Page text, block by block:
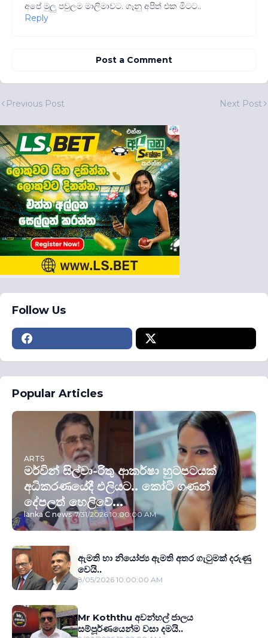
අපේ මුලු පවුලම මාලිමාවට. ගෑනු අපිත් එක මිටට..
Reply
Post a Comment
Previous Post Next Post
Follow Us
Popular Articles
ARTS
මර්වින් සිල්වා-රිතු ආකර්ෂා හුටපටයක්
අධිකරණයේදී එලියට.. කෝටි ගණන්
දේපලත් හෙලිවේ...
lanka C news-7/31/2026 10:00:00 AM
ඇමති හා නියෝජ්‍ය ඇමති අතර ගැටුමක් දරුණු
වෙයි..
8/05/2026 10:00:00 AM
Mr Koththu අවන්හල් ජාලය
සම්පූර්ණයෙන්ම වසා දමයි..